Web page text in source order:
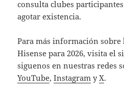
consulta clubes
agotar existencia.
Para más información
Hisense para 2026, visita el
siguenos en nuestras redes
YouTube,Instagram yX.